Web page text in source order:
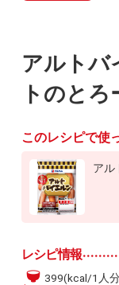
アルトバ
トのと
このレシピで使
アル
レシピ情報
399(kcal/1人